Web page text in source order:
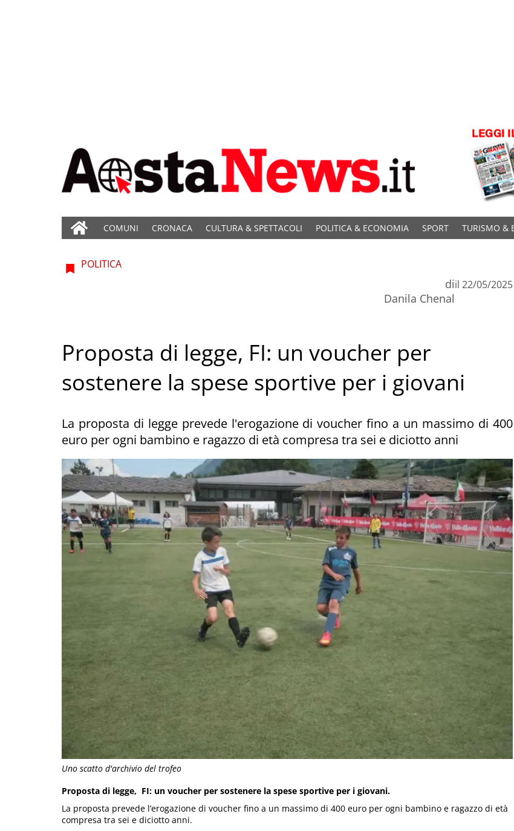
COMUNI CRONACA CULTURA & SPETTACOLI POLITICA & ECONOMIA SPORT TURISMO &
Uno scatto d'archivio del trofeo
POLITICA
di
Danila Chenal
il 22/05/2025
Proposta di legge, FI: un voucher per
sostenere la spese sportive per i giovani
La proposta di legge prevede l'erogazione di voucher fino a un massimo di 400
euro per ogni bambino e ragazzo di età compresa tra sei e diciotto anni
Proposta di legge, FI: un voucher per sostenere la spese sportive per i giovani.
La proposta prevede l’erogazione di voucher fino a un massimo di 400 euro per ogni bambino e ragazzo di età
compresa tra sei e diciotto anni.